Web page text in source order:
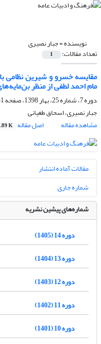
نویسنده =جبار نصیری
تعداد مقالات: 1
مقایسه خسرو و شیرین نظامی
مام احمد لطفی از منظر
دوره 7، شماره 25، بهار 1398، صفحه
جبار نصیری، اسحاق طغیانی
مشاهده مقاله
اصل مقاله K
مقالات آماده انتشار
شماره جاری
شماره‌های پیشین نشریه
دوره 14 (1405)
دوره 13 (1404)
دوره 12 (1403)
دوره 11 (1402)
دوره 10 (1401)